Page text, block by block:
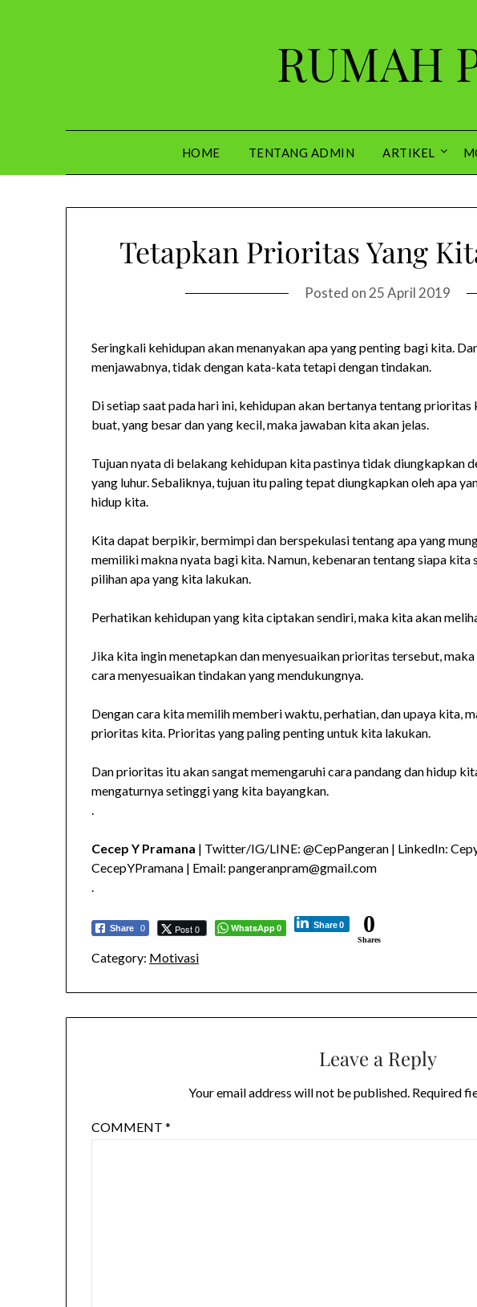
RUMAH
HOME TENTANG ADMIN ARTIKEL
Tetapkan Prioritas Yang
Posted on 25 April 2019
Seringkali kehidupan akan menanyakan apa yang penting bagi kita.
menjawabnya, tidak dengan kata-kata tetapi dengan tindakan.
Di setiap saat pada hari ini, kehidupan akan bertanya tentang
buat, yang besar dan yang kecil, maka jawaban kita akan jelas.
Tujuan nyata di belakang kehidupan kita pastinya tidak diungkapkan
yang luhur. Sebaliknya, tujuan itu paling tepat diungkapkan oleh apa
hidup kita.
Kita dapat berpikir, bermimpi dan berspekulasi tentang apa yang
memiliki makna nyata bagi kita. Namun, kebenaran tentang siapa kita
pilihan apa yang kita lakukan.
Perhatikan kehidupan yang kita ciptakan sendiri, maka kita akan
Jika kita ingin menetapkan dan menyesuaikan prioritas tersebut,
cara menyesuaikan tindakan yang mendukungnya.
Dengan cara kita memilih memberi waktu, perhatian, dan upaya kita,
prioritas kita. Prioritas yang paling penting untuk kita lakukan.
Dan prioritas itu akan sangat memengaruhi cara pandang dan hidup
mengaturnya setinggi yang kita bayangkan.
.
Cecep Y Pramana | Twitter/IG/LINE: @CepPangeran | LinkedIn:
CecepYPramana | Email: pangeranpram@gmail.com
.
Share 0 Post 0 WhatsApp0 Share0 0
Shares
Category: Motivasi
Leave a Reply
Your email address will not be published. Required
COMMENT*